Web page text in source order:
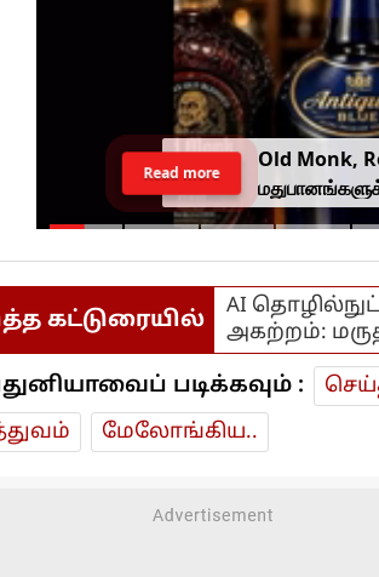
Old Monk,
பாதுகாப்பு
Read more
கட்டுரையில்
AI
அகற்றம்:
படிக்கவும் :
மேலோங்கிய..